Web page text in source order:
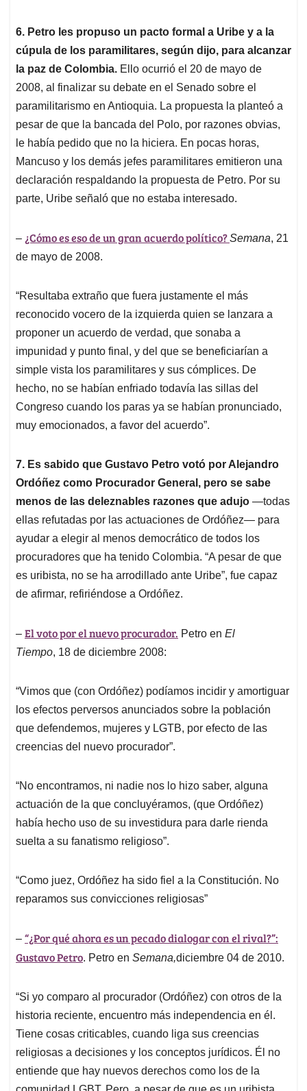
6. Petro les propuso un pacto formal a Uribe y a la
cúpula de los paramilitares, según dijo, para alcanzar
la paz de Colombia. Ello ocurrió el 20 de mayo de
2008, al finalizar su debate en el Senado sobre el
paramilitarismo en Antioquia. La propuesta la planteó a
pesar de que la bancada del Polo, por razones obvias,
le había pedido que no la hiciera. En pocas horas,
Mancuso y los demás jefes paramilitares emitieron una
declaración respaldando la propuesta de Petro. Por su
parte, Uribe señaló que no estaba interesado.
– ¿Cómo es eso de un gran acuerdo político?Semana, 21
de mayo de 2008.
“Resultaba extraño que fuera justamente el más
reconocido vocero de la izquierda quien se lanzara a
proponer un acuerdo de verdad, que sonaba a
impunidad y punto final, y del que se beneficiarían a
simple vista los paramilitares y sus cómplices. De
hecho, no se habían enfriado todavía las sillas del
Congreso cuando los paras ya se habían pronunciado,
muy emocionados, a favor del acuerdo”.
7. Es sabido que Gustavo Petro votó por Alejandro
Ordóñez como Procurador General, pero se sabe
menos de las deleznables razones que adujo —todas
ellas refutadas por las actuaciones de Ordóñez— para
ayudar a elegir al menos democrático de todos los
procuradores que ha tenido Colombia. “A pesar de que
es uribista, no se ha arrodillado ante Uribe”, fue capaz
de afirmar, refiriéndose a Ordóñez.
– El voto por el nuevo procurador. Petro en El
Tiempo, 18 de diciembre 2008:
“Vimos que (con Ordóñez) podíamos incidir y amortiguar
los efectos perversos anunciados sobre la población
que defendemos, mujeres y LGTB, por efecto de las
creencias del nuevo procurador”.
“No encontramos, ni nadie nos lo hizo saber, alguna
actuación de la que concluyéramos, (que Ordóñez)
había hecho uso de su investidura para darle rienda
suelta a su fanatismo religioso”.
“Como juez, Ordóñez ha sido fiel a la Constitución. No
reparamos sus convicciones religiosas”
– “¿Por qué ahora es un pecado dialogar con el rival?”:
Gustavo Petro. Petro en Semana,diciembre 04 de 2010.
“Si yo comparo al procurador (Ordóñez) con otros de la
historia reciente, encuentro más independencia en él.
Tiene cosas criticables, cuando liga sus creencias
religiosas a decisiones y los conceptos jurídicos. Él no
entiende que hay nuevos derechos como los de la